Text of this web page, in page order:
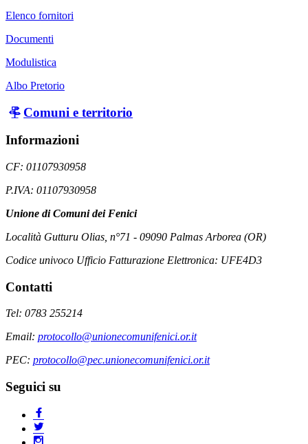
Elenco fornitori
Documenti
Modulistica
Albo Pretorio
Comuni e territorio
Informazioni
CF: 01107930958
P.IVA: 01107930958
Unione di Comuni dei Fenici
Località Gutturu Olias, n°71 - 09090 Palmas Arborea (OR)
Codice univoco Ufficio Fatturazione Elettronica: UFE4D3
Contatti
Tel: 0783 255214
Email: protocollo@unionecomunifenici.or.it
PEC: protocollo@pec.unionecomunifenici.or.it
Seguici su